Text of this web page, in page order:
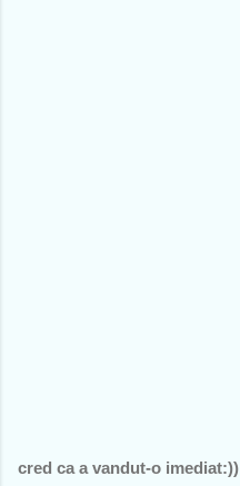
cred ca a vandut-o imediat:))